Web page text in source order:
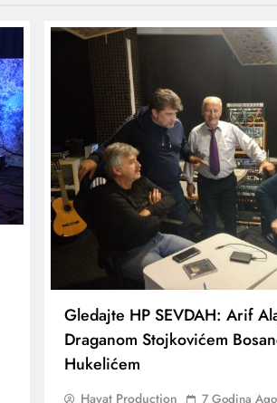
Gledajte HP SEVDAH: Arif
Draganom Stojkovićem
Hukelićem
Hayat Production 7 Godina Ago